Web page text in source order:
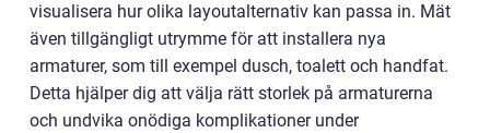
visualisera hur olika layoutalternativ kan passa in. Mät
även tillgängligt utrymme för att installera nya
armaturer, som till exempel dusch, toalett och handfat.
Detta hjälper dig att välja rätt storlek på armaturerna
och undvika onödiga komplikationer under